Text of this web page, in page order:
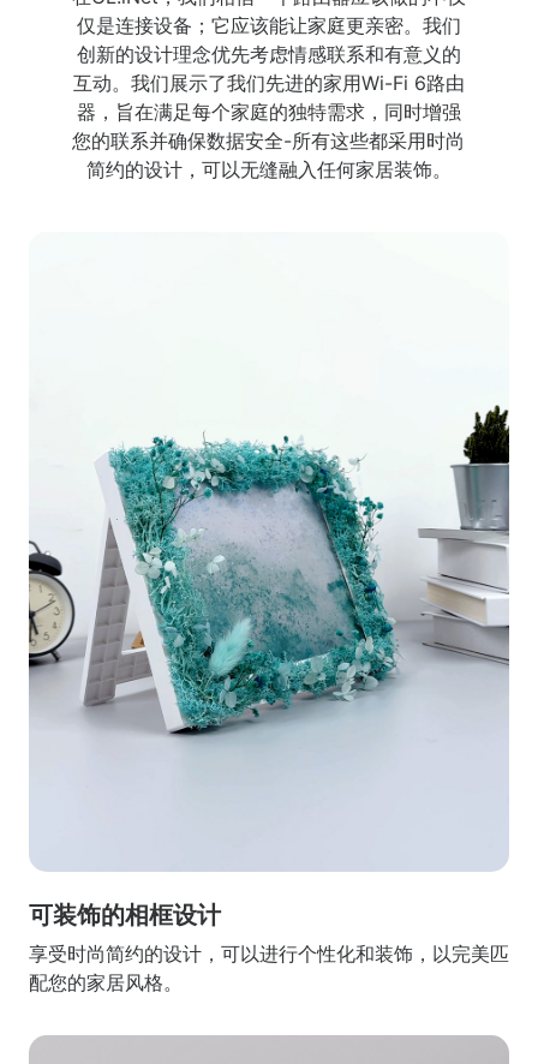
仅是连接设备；它应该能让家庭更亲密。我们
创新的设计理念优先考虑情感联系和有意义的
互动。我们展示了我们先进的家用Wi-Fi 6路由
器，旨在满足每个家庭的独特需求，同时增强
您的联系并确保数据安全-所有这些都采用时尚
简约的设计，可以无缝融入任何家居装饰。
可装饰的相框设计
享受时尚简约的设计，可以进行个性化和装饰，以完美匹
配您的家居风格。